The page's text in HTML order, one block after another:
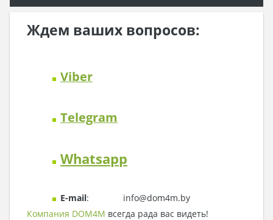
Ждем ваших вопросов:
Viber
Telegram
Whatsapp
E-mail: info@dom4m.by
Компания DOM4M всегда рада вас видеть!